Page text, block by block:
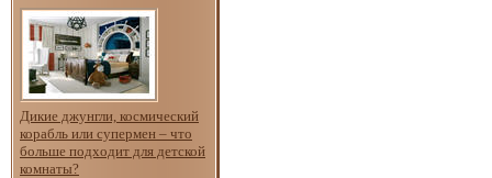
Дикие джунгли, космический
корабль или супермен – что
больше подходит для детской
комнаты?